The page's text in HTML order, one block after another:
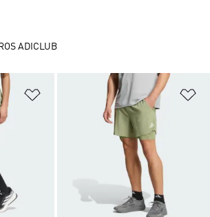
Adicionar à Lista de Desejos
ADICLUB